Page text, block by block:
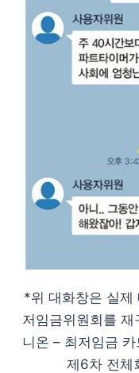
*위 대화창은 실제
저임금위원회를
니온 – 최저임금
제6차 전체